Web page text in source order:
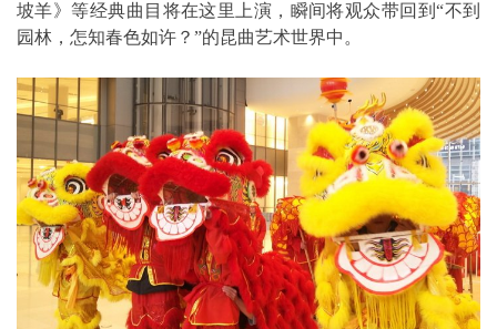
坡羊》等经典曲目将在这里上演，瞬间将观众带回到“不到
园林，怎知春色如许？”的昆曲艺术世界中。